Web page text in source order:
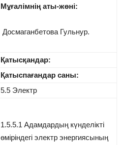
Мұғалімнің аты-жөні:
Досмаганбетова Гульнур.
Қатысқандар:
Қатыспағандар саны:
5.5 Электр
1.5.5.1 Адамдардың күнделікті
өміріндегі электр энергиясының